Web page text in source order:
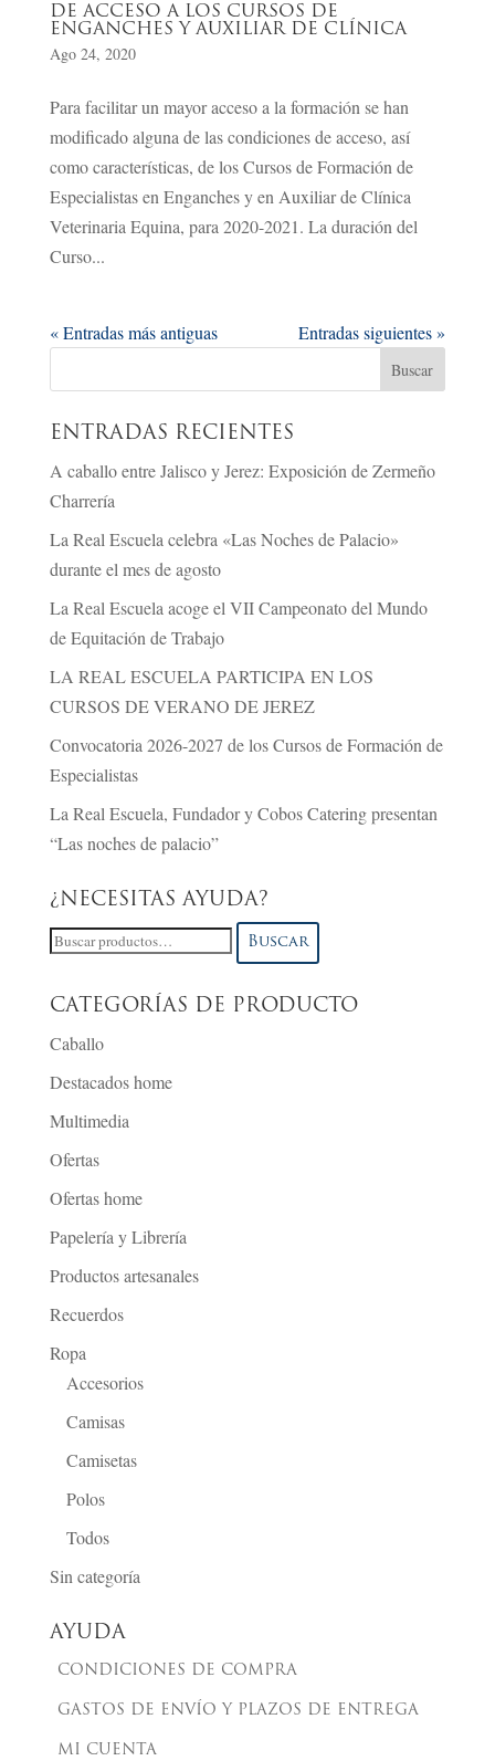
DE ACCESO A LOS CURSOS DE
ENGANCHES Y AUXILIAR DE CLÍNICA
Ago 24, 2020
Para facilitar un mayor acceso a la formación se han
modificado alguna de las condiciones de acceso, así
como características, de los Cursos de Formación de
Especialistas en Enganches y en Auxiliar de Clínica
Veterinaria Equina, para 2020-2021. La duración del
Curso...
« Entradas más antiguas Entradas siguientes »
ENTRADAS RECIENTES
A caballo entre Jalisco y Jerez: Exposición de Zermeño
Charrería
La Real Escuela celebra «Las Noches de Palacio»
durante el mes de agosto
La Real Escuela acoge el VII Campeonato del Mundo
de Equitación de Trabajo
LA REAL ESCUELA PARTICIPA EN LOS
CURSOS DE VERANO DE JEREZ
Convocatoria 2026-2027 de los Cursos de Formación de
Especialistas
La Real Escuela, Fundador y Cobos Catering presentan
“Las noches de palacio”
¿NECESITAS AYUDA?
Buscar
Buscar
CATEGORÍAS DE PRODUCTO
Caballo
Destacados home
Multimedia
Ofertas
Ofertas home
Papelería y Librería
Productos artesanales
Recuerdos
Ropa
Accesorios
Camisas
Camisetas
Polos
Todos
Sin categoría
AYUDA
CONDICIONES DE COMPRA
GASTOS DE ENVÍO Y PLAZOS DE ENTREGA
MI CUENTA